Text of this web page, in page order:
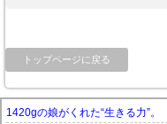
トップページに戻る
1420gの娘がくれた“生きる力”。